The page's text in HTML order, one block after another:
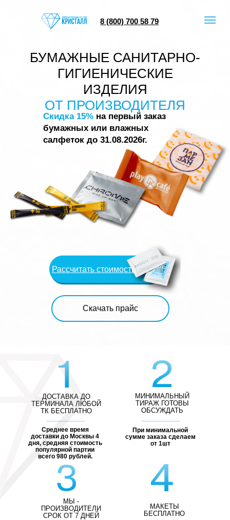
БУМАЖНЫЕ САНИТАРНО-
ГИГИЕНИЧЕСКИЕ
ИЗДЕЛИЯ
ОТ ПРОИЗВОДИТЕЛЯ
Скидка 15% на первый заказ
бумажных или влажных
салфеток до 31.08.2026г.
8 (800) 700 58 79
Рассчитать стоимость
Скачать прайс
ДОСТАВКА ДО
ТЕРМИНАЛА ЛЮБОЙ
ТК БЕСПЛАТНО
Среднее время
доставки до Москвы 4
дня, средняя стоимость
популярной партии
всего 980 рублей.
МИНИМАЛЬНЫЙ
ТИРАЖ ГОТОВЫ
ОБСУЖДАТЬ
При минимальной
сумме заказа сделаем
от 1шт
МЫ -
ПРОИЗВОДИТЕЛИ
СРОК ОТ 7 ДНЕЙ
МАКЕТЫ
БЕСПЛАТНО